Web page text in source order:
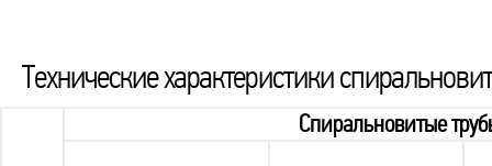
Технические характеристики
Спиральновитые